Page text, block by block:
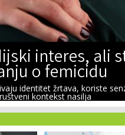
interes, ali
o femicidu
identitet žrtava, koriste
kontekst nasilja